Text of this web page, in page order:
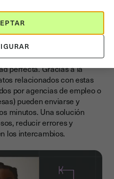
de tus
rapidez, rigurosidad
perfecta. Gracias a la
relacionados con estas
por agencias de empleo o
pueden enviarse y
minutos. Una solución
reducir errores y
los intercambios.